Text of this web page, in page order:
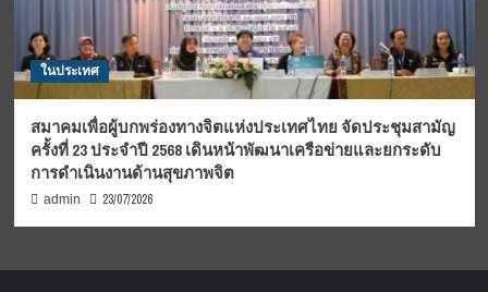
ในประเทศ
สมาคมเพื่อผู้บกพร่องทางจิตแห่งประเทศไทย จัดประชุมสามัญ
ครั้งที่ 23 ประจำปี 2568 เดินหน้าพัฒนาเครือข่ายและยกระดับ
การดำเนินงานด้านสุขภาพจิต
admin 23/07/2026